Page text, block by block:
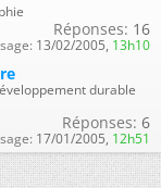
Réponses: 16
13/02/2005, 13h10
durable
Réponses: 6
17/01/2005, 12h51